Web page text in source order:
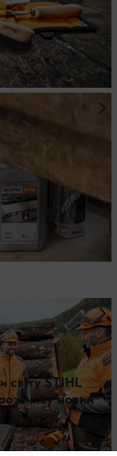
світу STIHL
новин